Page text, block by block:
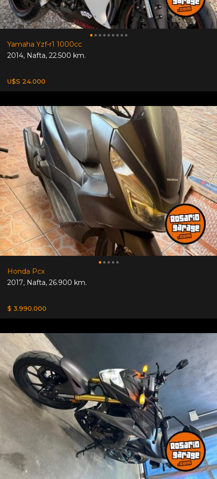
Yamaha Yzf-r1 1000cc
2014, Nafta, 22.500 km.
U$S 24.000
Honda Pcx
2017, Nafta, 26.900 km.
$ 3.990.000